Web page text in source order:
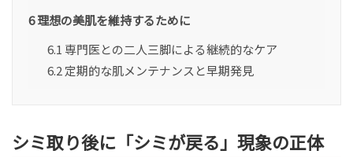
6理想の美肌を維持するために
6.1 専門医との二人三脚による継続的なケア
6.2 定期的な肌メンテナンスと早期発見
シミ取り後に「シミが戻る」現象の正体